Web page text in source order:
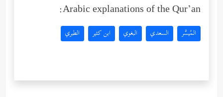
Arabic explanations of the Qur’an:
المُيسَّر السعدي البغوي ابن كثير الطبري